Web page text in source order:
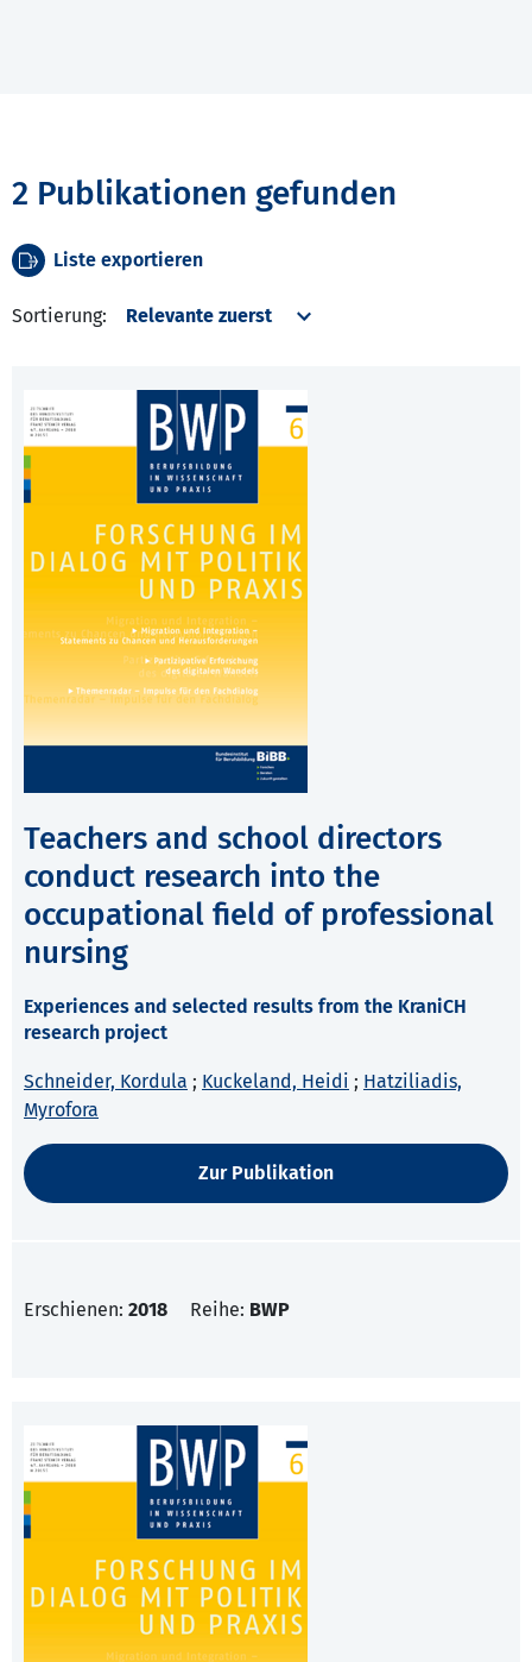
2 Publikationen gefunden
Liste exportieren
Sortierung:
Teachers and school directors
conduct research into the
occupational field of professional
nursing
Experiences and selected results from the KraniCH
research project
Schneider, Kordula ; Kuckeland, Heidi ; Hatziliadis,
Myrofora
Zur Publikation
Erschienen: 2018 Reihe: BWP